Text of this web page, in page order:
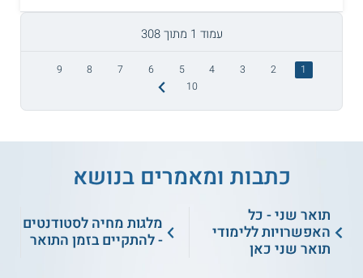
עמוד 1 מתוך 308
1
2
3
4
5
6
7
8
9
10
כתבות ומאמרים בנושא
תואר שני - כל
האפשרויות ללימודי
תואר שני כאן
מלגות מחיה לסטודנטים
- להתקיים בזמן התואר